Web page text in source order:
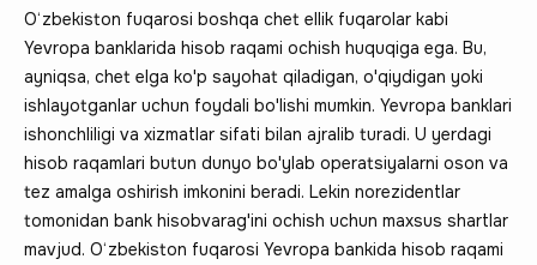
O‘zbekiston fuqarosi boshqa chet ellik fuqarolar kabi
Yevropa banklarida hisob raqami ochish huquqiga ega. Bu,
ayniqsa, chet elga ko'p sayohat qiladigan, o'qiydigan yoki
ishlayotganlar uchun foydali bo'lishi mumkin. Yevropa banklari
ishonchliligi va xizmatlar sifati bilan ajralib turadi. U yerdagi
hisob raqamlari butun dunyo bo'ylab operatsiyalarni oson va
tez amalga oshirish imkonini beradi. Lekin norezidentlar
tomonidan bank hisobvarag'ini ochish uchun maxsus shartlar
mavjud. O‘zbekiston fuqarosi Yevropa bankida hisob raqami